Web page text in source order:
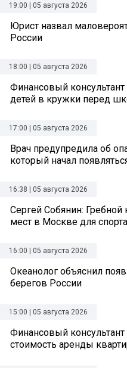
19:00 | 05 августа 2026
Юрист назвал
России
18:00 | 05 августа 2026
Финансовый консультант
детей в кружки перед
17:00 | 05 августа 2026
Врач предупредила об
который начал
16:38 | 05 августа 2026
Сергей Собянин: Гребной
мест в Москве для
16:00 | 05 августа 2026
Океанолог объяснил
берегов России
15:00 | 05 августа 2026
Финансовый
стоимость аренды